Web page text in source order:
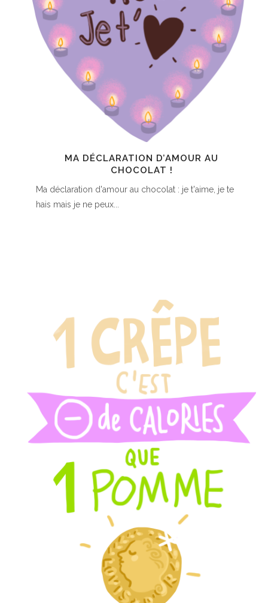
MA DÉCLARATION D’AMOUR AU
CHOCOLAT !
Ma déclaration d'amour au chocolat : je t'aime, je te
hais mais je ne peux...